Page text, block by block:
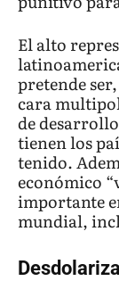
El alto
pretende
cara
de
tienen los
tenido.
económico
importante
mundial,